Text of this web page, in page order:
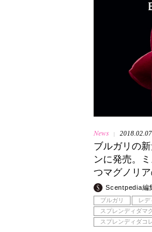
News 2018.02.07
ブルガリの
ンに発売。
つマグノリア
Scentpedia編
ブルガリ
レデ
スプレンディダマ
スプレンディダコ